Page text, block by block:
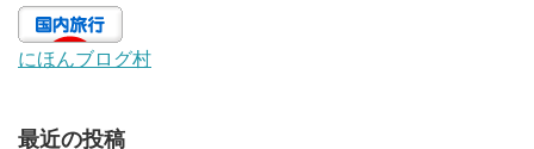
にほんブログ村
最近の投稿